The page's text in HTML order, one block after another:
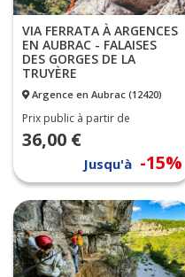
VIA FERRATA À ARGENCES
EN AUBRAC - FALAISES
DES GORGES DE LA
TRUYÈRE
Argence en Aubrac (12420)
Prix public à partir de
36,00 €
Jusqu'à -15%